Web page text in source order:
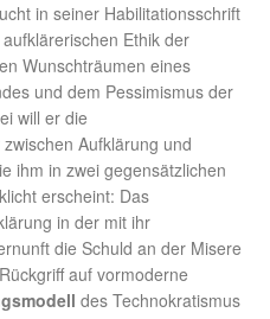
in seiner Habilitationsschrift
Ethik der
Wunschträumen eines
und dem Pessimismus der
will er die
Aufklärung und
ihm in zwei gegensätzlichen
erscheint: Das
in der mit ihr
die Schuld an der Misere
auf vormoderne
des Technokratismus